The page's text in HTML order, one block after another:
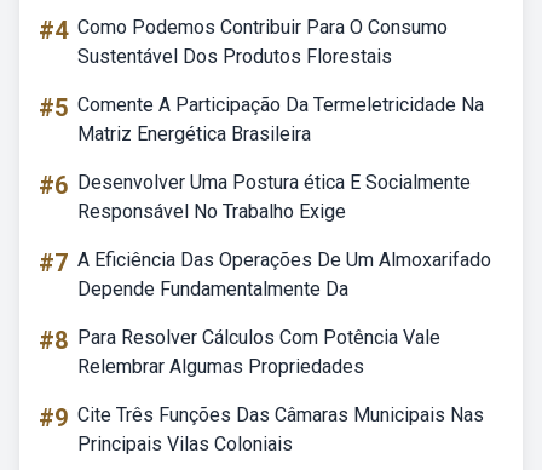
#4 Como Podemos Contribuir Para O Consumo
Sustentável Dos Produtos Florestais
#5 Comente A Participação Da Termeletricidade Na
Matriz Energética Brasileira
#6 Desenvolver Uma Postura ética E Socialmente
Responsável No Trabalho Exige
#7 A Eficiência Das Operações De Um Almoxarifado
Depende Fundamentalmente Da
#8 Para Resolver Cálculos Com Potência Vale
Relembrar Algumas Propriedades
#9 Cite Três Funções Das Câmaras Municipais Nas
Principais Vilas Coloniais